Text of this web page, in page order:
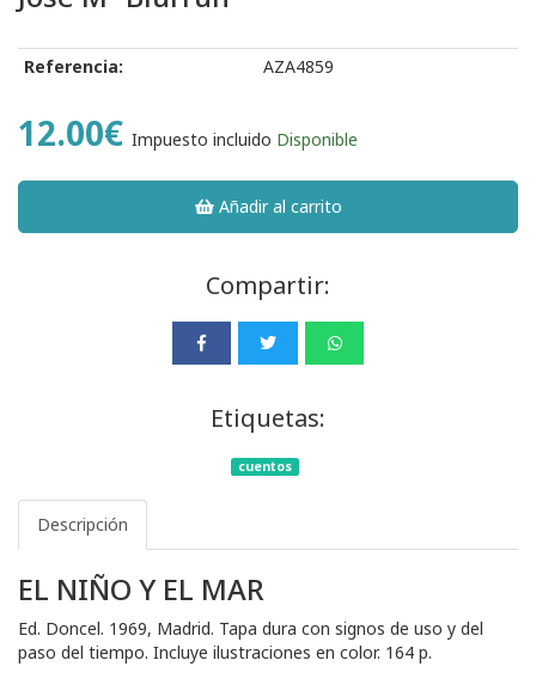
Referencia: AZA4859
12.00€ Impuesto incluido Disponible
Añadir al carrito
Compartir:
Etiquetas:
cuentos
Descripción
EL NIÑO Y EL MAR
Ed. Doncel. 1969, Madrid. Tapa dura con signos de uso y del
paso del tiempo. Incluye ilustraciones en color. 164 p.